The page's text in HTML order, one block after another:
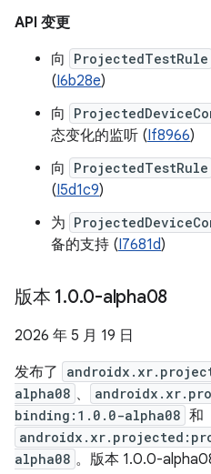
API 变更
向
ProjectedTestRule
(I6b28e)
向
态变化的监听 (If8966)
向
ProjectedTestRule
(I5d1c9)
为
备的支持 (I7681d)
版本 1.0.0-alpha08
2026 年 5 月 19 日
发布了
alpha08 、
binding:1.0.0-alpha08 和
alpha08 。版本 1.0.0-